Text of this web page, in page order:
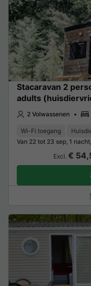
Stacaravan 2
adults
2 Volwassenen
Wi-Fi toegang
Van 22 tot 23 sep, 1
Excl. €